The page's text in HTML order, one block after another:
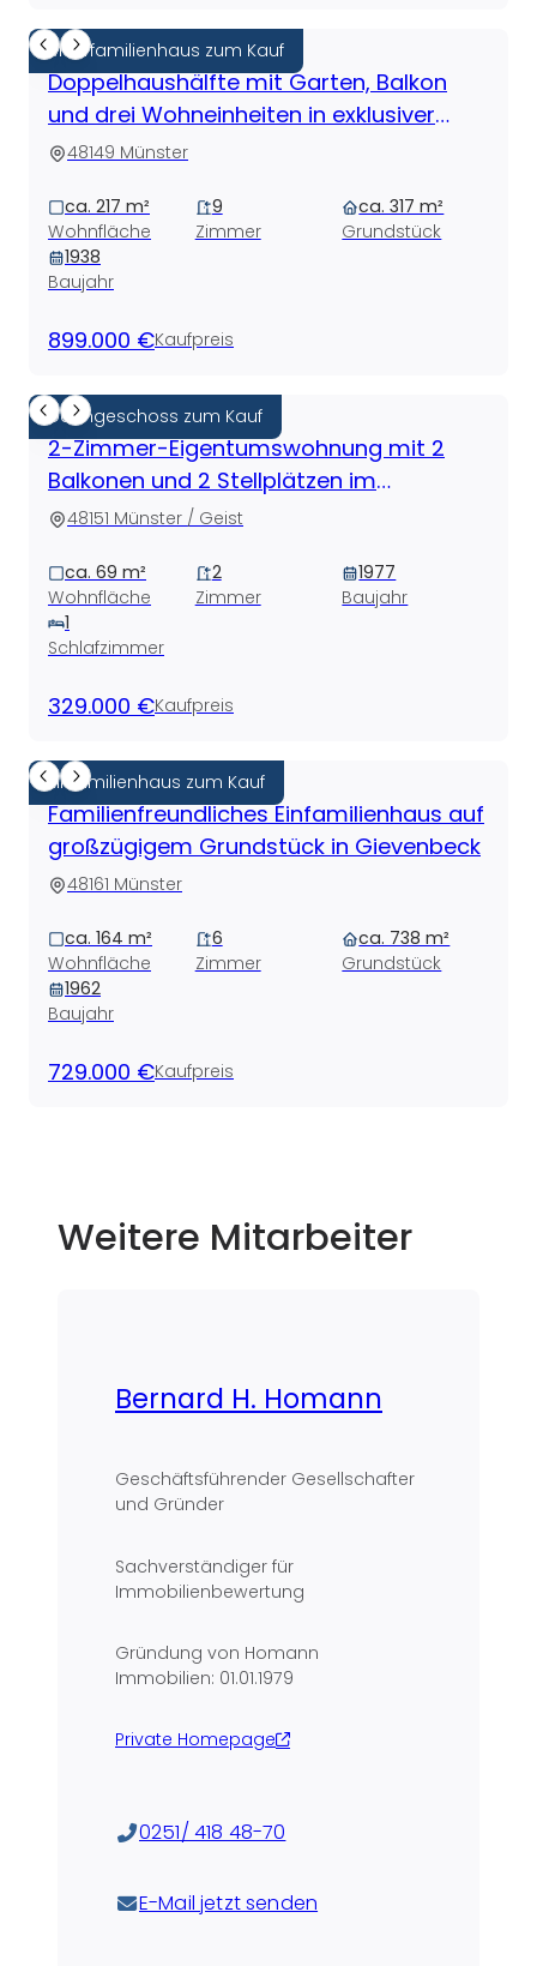
Mehrfamilienhaus zum Kauf
Doppelhaushälfte mit Garten, Balkon
und drei Wohneinheiten in exklusiver
Neutor-Lage
48149 Münster
ca. 217 m²
Wohnfläche
9
Zimmer
ca. 317 m²
Grundstück
1938
Baujahr
899.000 €Kaufpreis
Dachgeschoss zum Kauf
2-Zimmer-Eigentumswohnung mit 2
Balkonen und 2 Stellplätzen im
Geistviertel
48151 Münster / Geist
ca. 69 m²
Wohnfläche
2
Zimmer
1977
Baujahr
1
Schlafzimmer
329.000 €Kaufpreis
Einfamilienhaus zum Kauf
Familienfreundliches Einfamilienhaus auf
großzügigem Grundstück in Gievenbeck
48161 Münster
ca. 164 m²
Wohnfläche
6
Zimmer
ca. 738 m²
Grundstück
1962
Baujahr
729.000 €Kaufpreis
Weitere Mitarbeiter
Bernard H. Homann
Geschäftsführender Gesellschafter
und Gründer
Sachverständiger für
Immobilienbewertung
Gründung von Homann
Immobilien: 01.01.1979
Private Homepage
0251/ 418 48-70
E-Mail jetzt senden